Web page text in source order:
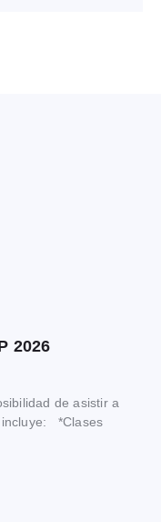
2026
de asistir a
incluye: *Clases